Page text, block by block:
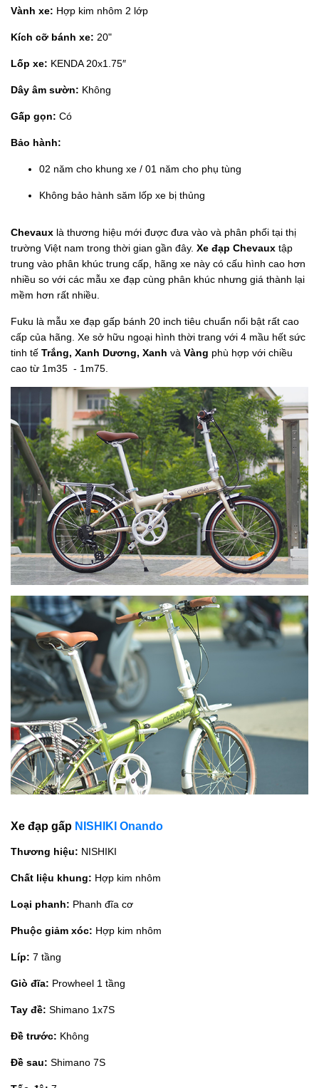
Vành xe: Hợp kim nhôm 2 lớp
Kích cỡ bánh xe: 20"
Lốp xe: KENDA 20x1.75″
Dây âm sườn: Không
Gấp gọn: Có
Bảo hành:
02 năm cho khung xe / 01 năm cho phụ tùng
Không bảo hành săm lốp xe bị thủng
Chevaux là thương hiệu mới được đưa vào và phân phối tại thị
trường Việt nam trong thời gian gần đây. Xe đạp Chevaux tập
trung vào phân khúc trung cấp, hãng xe này có cấu hình cao hơn
nhiều so với các mẫu xe đạp cùng phân khúc nhưng giá thành lại
mềm hơn rất nhiều.
Fuku là mẫu xe đạp gấp bánh 20 inch tiêu chuẩn nổi bật rất cao
cấp của hãng. Xe sở hữu ngoại hình thời trang với 4 mầu hết sức
tinh tế Trắng, Xanh Dương, Xanh và Vàng phù hợp với chiều
cao từ 1m35 - 1m75.
Xe đạp gấp NISHIKI Onando
Thương hiệu: NISHIKI
Chất liệu khung: Hợp kim nhôm
Loại phanh: Phanh đĩa cơ
Phuộc giảm xóc: Hợp kim nhôm
Líp: 7 tầng
Giò đĩa: Prowheel 1 tầng
Tay đề: Shimano 1x7S
Đề trước: Không
Đề sau: Shimano 7S